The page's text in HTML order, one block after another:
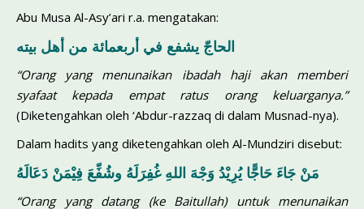
Abu Musa Al-Asy’ari r.a. mengatakan:
الحاجّ يشفع في أربعمائة من أهل بيته
“Orang yang menunaikan ibadah haji akan memberi
syafaat kepa­da empat ratus orang keluarganya.”
(Diketengahkan oleh ‘Abdur-razzaq di dalam Musnad-nya).
Dalam hadits yang diketengahkan oleh Al-Mundziri disebut:
مَنْ جَاءَ حَاجًّا يُرِيْدُ وَجْهَ اللهِ غُفِرَلَهُ وشُفِّعَ فِيْمَنْ دَعَالَهُ
“Orang yang datang (ke Baitullah) untuk menunaikan